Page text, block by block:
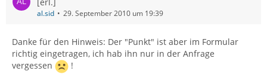
al.sid 29. September 2010 um 19:39
Danke für den Hinweis: Der "Punkt" ist aber im Formular
richtig eingetragen, ich hab ihn nur in der Anfrage
vergessen
!